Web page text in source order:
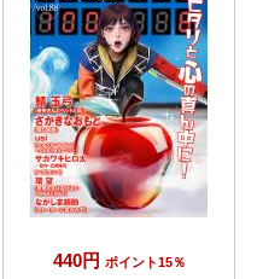
440円 ポイント15％